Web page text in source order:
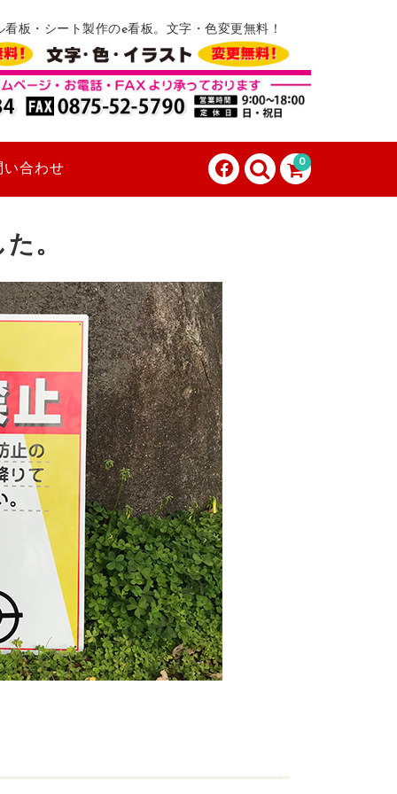
板・シート製作のe看板。文字・色変更無料！
0
い合わせ
。